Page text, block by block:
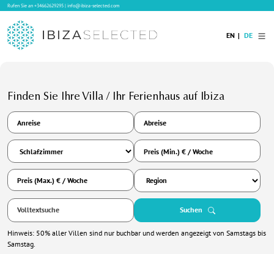
Rufen Sie an+34662629295|info@ibiza-selected.com
Ibiza Villas
Langzeitvermietung auf Ibiza
Hotels
Verkauf
Blog
Services
Kontakt
EN DE
Finden Sie Ihre Villa / Ihr Ferienhaus auf Ibiza
Anreise Abreise
Suchen
Preis (Min.) € / Woche
Preis (Max.) € / Woche
Hinweis: 50% aller Villen sind nur buchbar und werden angezeigt von Samstags bis
Samstag.